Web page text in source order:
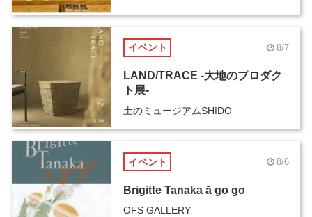
イベント 8/7
LAND/TRACE -大地のプロダク
ト展-
土のミュージアムSHIDO
イベント 8/6
Brigitte Tanaka ā go go
OFS GALLERY